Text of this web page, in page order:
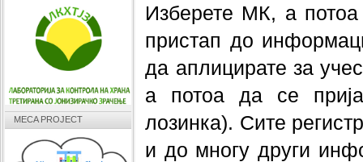
Изберете МК, а
пристап до
да аплицирате за
а потоа да се
лозинка). Сите
и до многу други
MECA PROJECT